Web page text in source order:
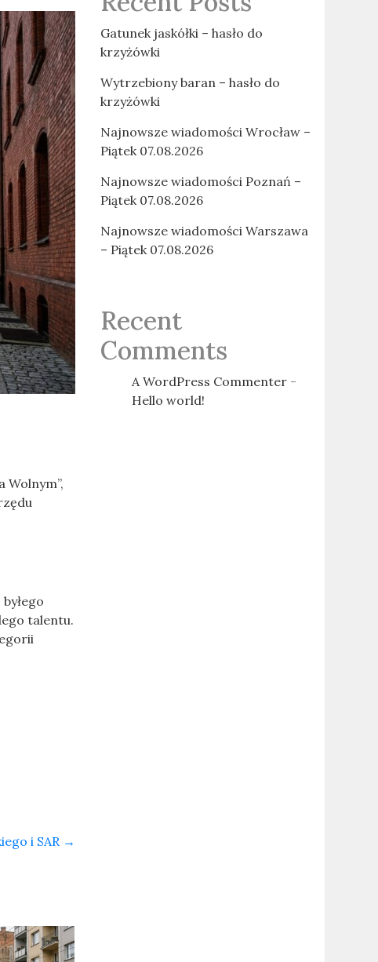
talentu.
i SAR →
Gatunek jaskółki – hasło do
krzyżówki
Wytrzebiony baran – hasło do
krzyżówki
Najnowsze wiadomości Wrocław –
Piątek 07.08.2026
Najnowsze wiadomości Poznań –
Piątek 07.08.2026
Najnowsze wiadomości Warszawa
– Piątek 07.08.2026
Recent
Comments
A WordPress Commenter-
Hello world!